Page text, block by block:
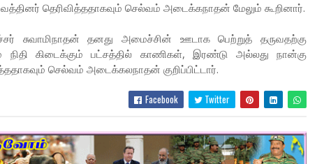
தெரிவித்ததாகவும் செல்வம் அடைக்கநாதன் மேலும் கூறினார்.
சுவாமிநாதன் தனது அமைச்சின் ஊடாக பெற்றுத் தருவதற்கு
நிதி கிடைக்கும் பட்சத்தில் காணிகள், இரண்டு அல்லது நான்கு
செல்வம் அடைக்கலநாதன் குறிப்பிட்டார்.
Facebook Twitter